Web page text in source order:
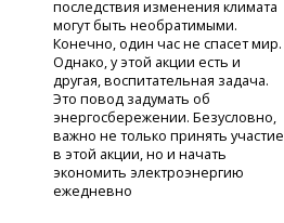
последствия изменения климата
могут быть необратимыми.
Конечно, один час не спасет мир.
Однако, у этой акции есть и
другая, воспитательная задача.
Это повод задумать об
энергосбережении. Безусловно,
важно не только принять участие
в этой акции, но и начать
экономить электроэнергию
ежедневно